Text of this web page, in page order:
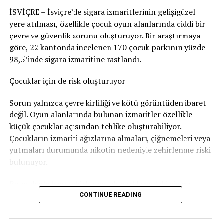
dikkat çekmeye devam edecek gibi görünüyor.
Almanca, Fransızca ve İtalyanca içinLinketıkla :
aldığı sonucuna vardı. Bu nedenle adam hakkında
Nötigung (zorlama)suçundan ceza verildi.
96 gün soruşturma tutukluluğunda kaldı
para cezasıverdi. Bu ceza şartlı olarak hükme bağlandı.
Ancak adam soruşturma sırasında96 gün tutuklu
kaldığıiçin bu süre cezadan mahsup edildi. Böylece
geriye 24 günlük, yani1.920 franklıkşartlı ceza kaldı.
Bunun yanında800 frank para cezasıödemesine karar
verildi.
frank diğer yargılama giderlerinikarşılaması
gerekiyor.
İSVİÇRE – İsviçre’de sigara izmaritlerinin gelişigüzel
yere atılması, özellikle çocuk oyun alanlarında ciddi bir
çevre ve güvenlik sorunu oluşturuyor. Bir araştırmaya
göre, 22 kantonda incelenen 170 çocuk parkının yüzde
98,5’inde sigara izmaritine rastlandı.
Çocuklar için de risk oluşturuyor
Sorun yalnızca çevre kirliliği ve kötü görüntüden ibaret
değil. Oyun alanlarında bulunan izmaritler özellikle
küçük çocuklar açısından tehlike oluşturabiliyor.
Çocukların izmariti ağızlarına almaları, çiğnemeleri veya
yutmaları durumunda nikotin nedeniyle zehirlenme riski
bulunuyor.
izmariti sorununa karşı özel kampanyalar yürütüyor.
Bern’den dikkat çeken kampanya
CONTINUE READING